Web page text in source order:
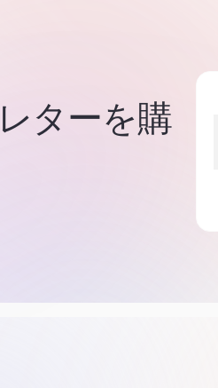
ターを購